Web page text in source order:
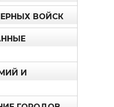
ВОЙСК
И